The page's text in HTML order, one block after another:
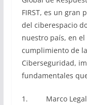
FIRST, es un gran
del ciberespacio
nuestro país, en
cumplimiento de
Ciberseguridad,
fundamentales
1. Marco Legal